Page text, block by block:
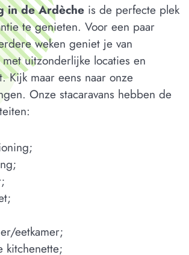
in de Ardèche is de perfecte plek
te genieten. Voor een paar
weken geniet je van
uitzonderlijke locaties en
Kijk maar eens naar onze
Onze stacaravans hebben de
eetkamer;
kitchenette;